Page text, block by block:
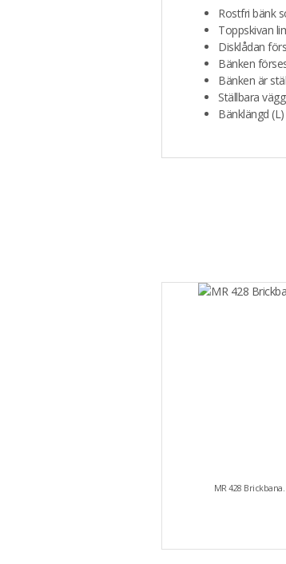
Rostfri bänk
Toppskivan
Disklådan
Bänken
Bänken är
Ställbara
Bänklängd
MR 428 Brickbana.